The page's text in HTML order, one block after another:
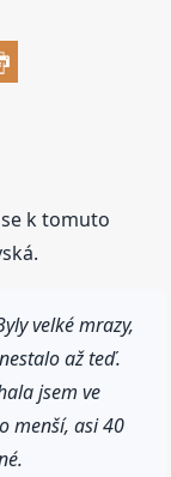
se k tomuto
velké mrazy,
až teď.
jsem ve
menší, asi 40